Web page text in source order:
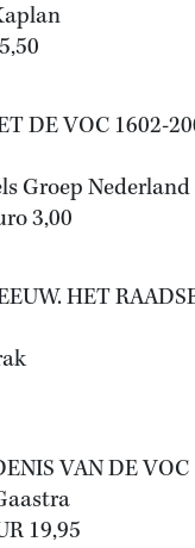
DE VOC 1602-
Groep Nederland
3,00
HET
VAN DE VOC
19,95